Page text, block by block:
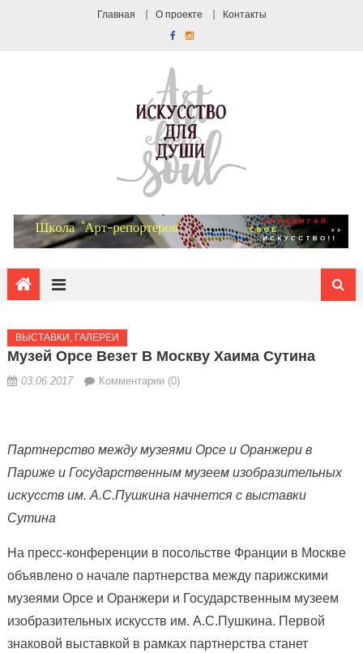
Главная О проекте Контакты
ВЫСТАВКИ, ГАЛЕРЕИ
Музей Орсе Везет В Москву Хаима Сутина
03.06.2017 Комментарии (0)
Партнерство между музеями Орсе и Оранжери в
Париже и Государственным музеем изобразительных
искусств им. А.С.Пушкина начнется с выставки
Сутина
На пресс-конференции в посольстве Франции в Москве
объявлено о начале партнерства между парижскими
музеями Орсе и Оранжери и Государственным музеем
изобразительных искусств им. А.С.Пушкина. Первой
знаковой выставкой в рамках партнерства станет